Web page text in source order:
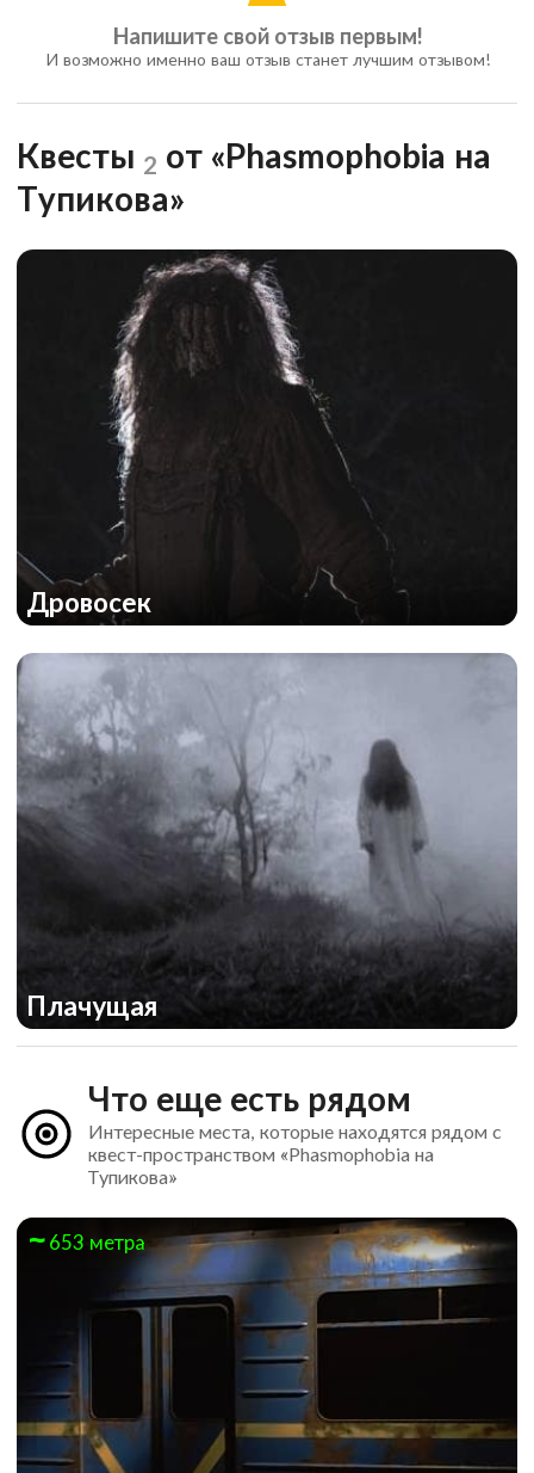
Напишите свой отзыв первым!
И возможно именно ваш отзыв станет лучшим отзывом!
Квесты 2 от «Phasmophobia на
Тупикова»
Дровосек
Плачущая
Что еще есть рядом
Интересные места, которые находятся рядом с
квест-пространством «Phasmophobia на
Тупикова»
653 метра